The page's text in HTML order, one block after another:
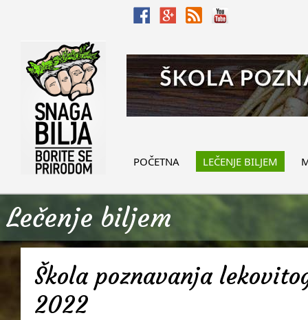
POČETNA LEČENJE BILJEM
Lečenje biljem
Škola poznavanja
2022